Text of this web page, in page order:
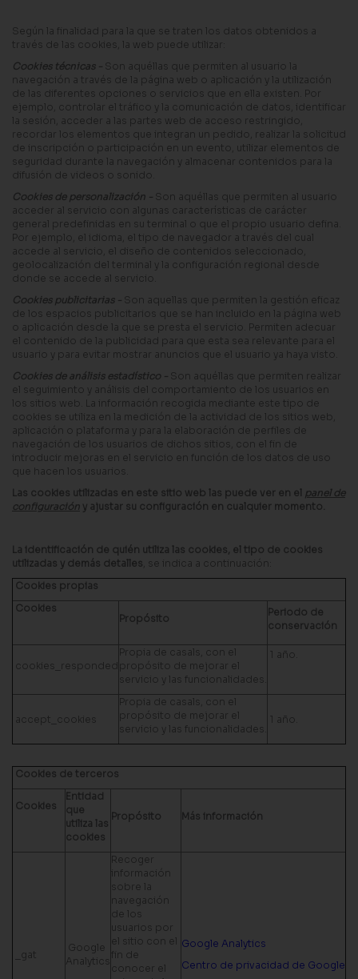
Según la finalidad para la que se traten los datos obtenidos a
través de las cookies, la web puede utilizar:
Cookies técnicas - Son aquéllas que permiten al usuario la
navegación a través de la página web o aplicación y la utilización
de las diferentes opciones o servicios que en ella existen. Por
ejemplo, controlar el tráfico y la comunicación de datos, identificar
la sesión, acceder a las partes web de acceso restringido,
recordar los elementos que integran un pedido, realizar la solicitud
de inscripción o participación en un evento, utilizar elementos de
seguridad durante la navegación y almacenar contenidos para la
difusión de videos o sonido.
Cookies de personalización - Son aquéllas que permiten al usuario
acceder al servicio con algunas características de carácter
general predefinidas en su terminal o que el propio usuario defina.
Por ejemplo, el idioma, el tipo de navegador a través del cual
accede al servicio, el diseño de contenidos seleccionado,
geolocalización del terminal y la configuración regional desde
donde se accede al servicio.
Cookies publicitarias - Son aquellas que permiten la gestión eficaz
de los espacios publicitarios que se han incluido en la página web
o aplicación desde la que se presta el servicio. Permiten adecuar
el contenido de la publicidad para que esta sea relevante para el
usuario y para evitar mostrar anuncios que el usuario ya haya visto.
Cookies de análisis estadístico - Son aquéllas que permiten realizar
el seguimiento y análisis del comportamiento de los usuarios en
los sitios web. La información recogida mediante este tipo de
cookies se utiliza en la medición de la actividad de los sitios web,
aplicación o plataforma y para la elaboración de perfiles de
navegación de los usuarios de dichos sitios, con el fin de
introducir mejoras en el servicio en función de los datos de uso
que hacen los usuarios.
Las cookies utilizadas en este sitio web las puede ver en el panel de
configuración y ajustar su configuración en cualquier momento.
La identificación de quién utiliza las cookies, el tipo de cookies
utilizadas y demás detalles , se indica a continuación:
Cookies propias
Cookies
Propósito
Periodo de
conservación
cookies_responded
Propia de casals, con el
propósito de mejorar el
servicio y las funcionalidades.
1 año.
accept_cookies
Propia de casals, con el
propósito de mejorar el
servicio y las funcionalidades.
1 año.
Cookies de terceros
Cookies
Entidad
que
utiliza las
cookies
Propósito Más información
_gat
Google
Analytics
Recoger
información
sobre la
navegación
de los
usuarios por
el sitio con el
fin de
conocer el
Google Analytics
Centro de privacidad de Google